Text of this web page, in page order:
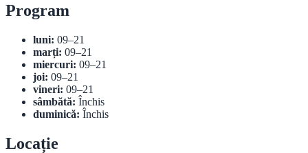
Program
luni: 09–21
marți: 09–21
miercuri: 09–21
joi: 09–21
vineri: 09–21
sâmbătă: Închis
duminică: Închis
Locație